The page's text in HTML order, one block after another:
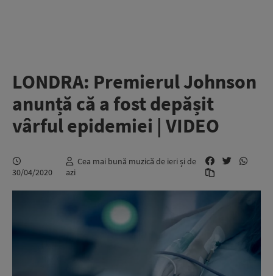
LONDRA: Premierul Johnson
anunță că a fost depășit
vârful epidemiei | VIDEO
30/04/2020
Cea mai bună muzică de ieri și de
azi